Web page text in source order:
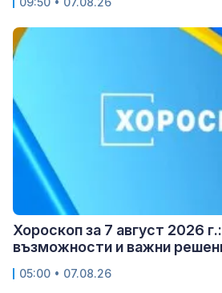
Хороскоп за 7 август 2026
възможности и важни
05:00 • 07.08.26